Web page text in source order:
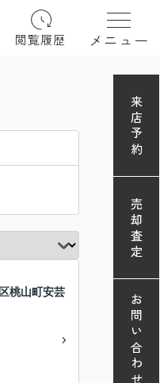
閲覧履歴 メニュー
桃山町安芸
来店予約
売却査定
お問い合わせ